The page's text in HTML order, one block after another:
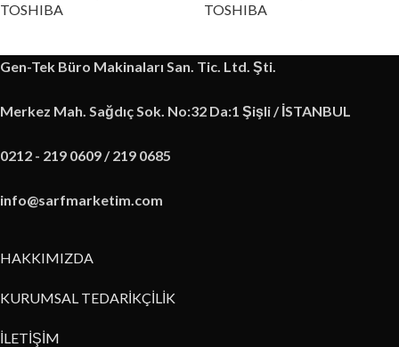
TOSHIBA
TOSHIBA
Gen-Tek Büro Makinaları San. Tic. Ltd. Şti.
Merkez Mah. Sağdıç Sok. No:32 Da:1 Şişli / İSTANBUL
0212 - 219 0609 / 219 0685
info@sarfmarketim.com
HAKKIMIZDA
KURUMSAL TEDARİKÇİLİK
İLETİŞİM